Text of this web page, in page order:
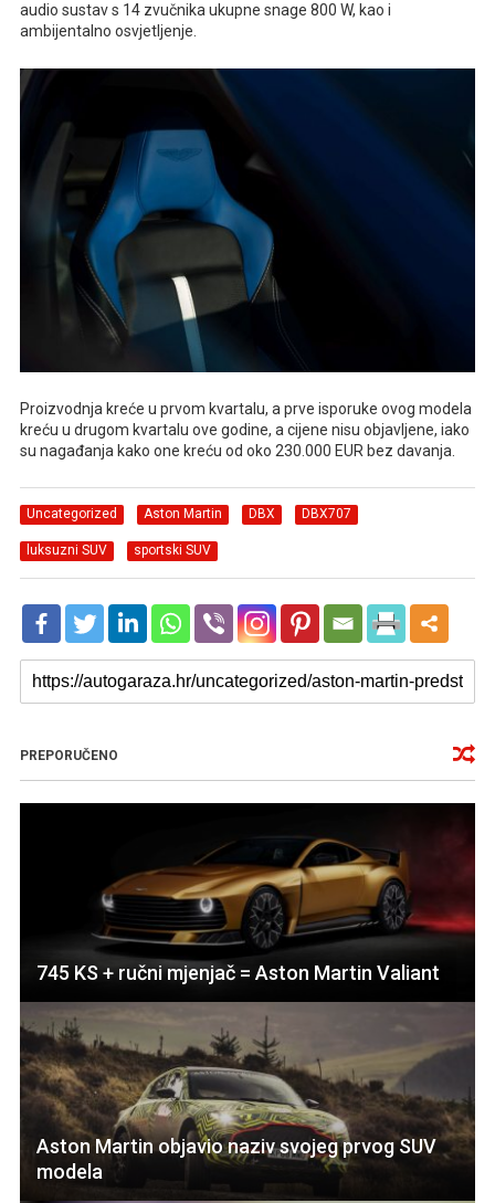
audio sustav s 14 zvučnika ukupne snage 800 W, kao i
ambijentalno osvjetljenje.
Proizvodnja kreće u prvom kvartalu, a prve isporuke ovog modela
kreću u drugom kvartalu ove godine, a cijene nisu objavljene, iako
su nagađanja kako one kreću od oko 230.000 EUR bez davanja.
Uncategorized Aston Martin DBX DBX707
luksuzni SUV sportski SUV
PREPORUČENO
745 KS + ručni mjenjač = Aston Martin Valiant
Aston Martin objavio naziv svojeg prvog SUV
modela